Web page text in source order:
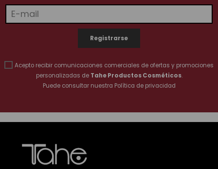
Acepto recibir comunicaciones comerciales de ofertas y promociones
personalizadas de Tahe Productos Cosméticos.
Puede consultar nuestra Política de privacidad